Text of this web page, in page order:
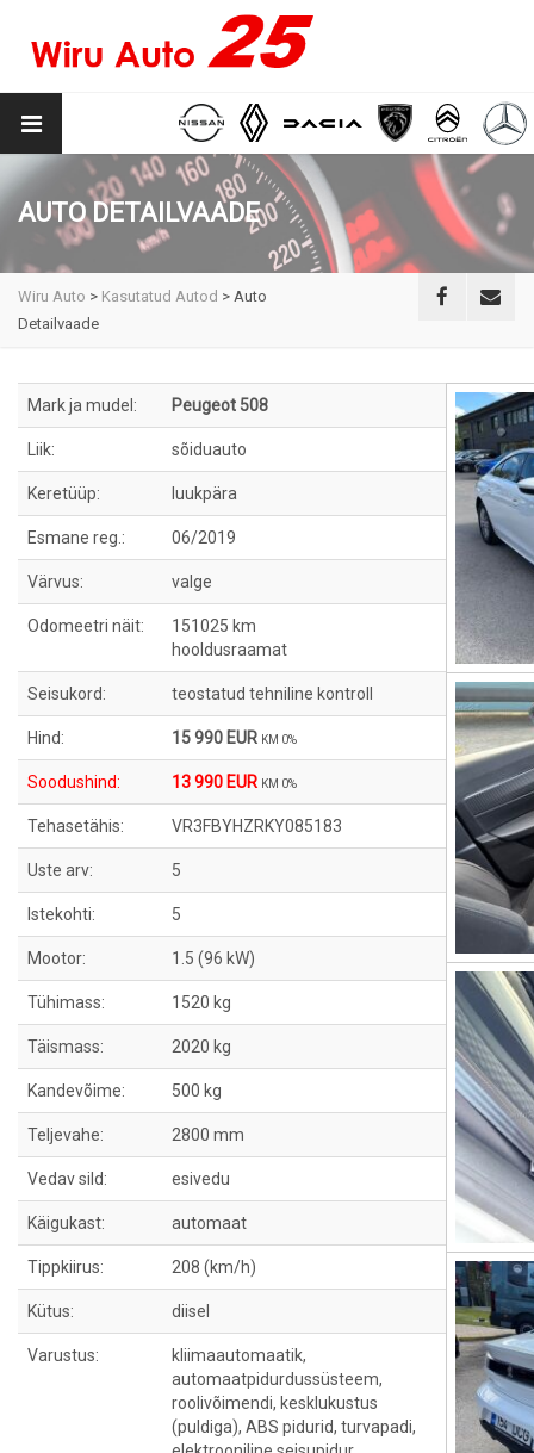
AUTO DETAILVAADE
Wiru Auto > Kasutatud Autod > Auto
Detailvaade
Mark ja mudel: Peugeot 508
Liik: sõiduauto
Keretüüp: luukpära
Esmane reg.: 06/2019
Värvus: valge
Odomeetri näit:
151025 km
hooldusraamat
Seisukord: teostatud tehniline kontroll
Hind: 15 990 EUR KM 0%
Soodushind: 13 990 EUR KM 0%
Tehasetähis: VR3FBYHZRKY085183
Uste arv: 5
Istekohti: 5
Mootor: 1.5 (96 kW)
Tühimass: 1520 kg
Täismass: 2020 kg
Kandevõime: 500 kg
Teljevahe: 2800 mm
Vedav sild: esivedu
Käigukast: automaat
Tippkiirus: 208 (km/h)
Kütus: diisel
Varustus:
kliimaautomaatik,
automaatpidurdussüsteem,
roolivõimendi, kesklukustus
(puldiga), ABS pidurid, turvapadi,